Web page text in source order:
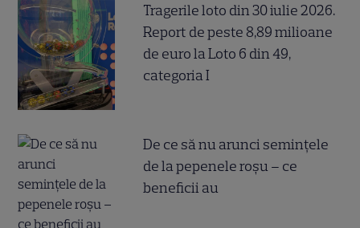
Tragerile loto din 30 iulie 2026.
Report de peste 8,89 milioane
de euro la Loto 6 din 49,
categoria I
De ce să nu arunci semințele
de la pepenele roșu – ce
beneficii au